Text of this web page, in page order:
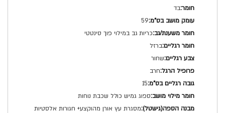
טכני
בד
59
כריות גב במילוי פוך סינטטי
ברזל
שחור
חרב
15
ספוג גמיש כולל שכבת נוחות
מסגרת עץ אורן מהוקצע+ חגורות אלסטיות